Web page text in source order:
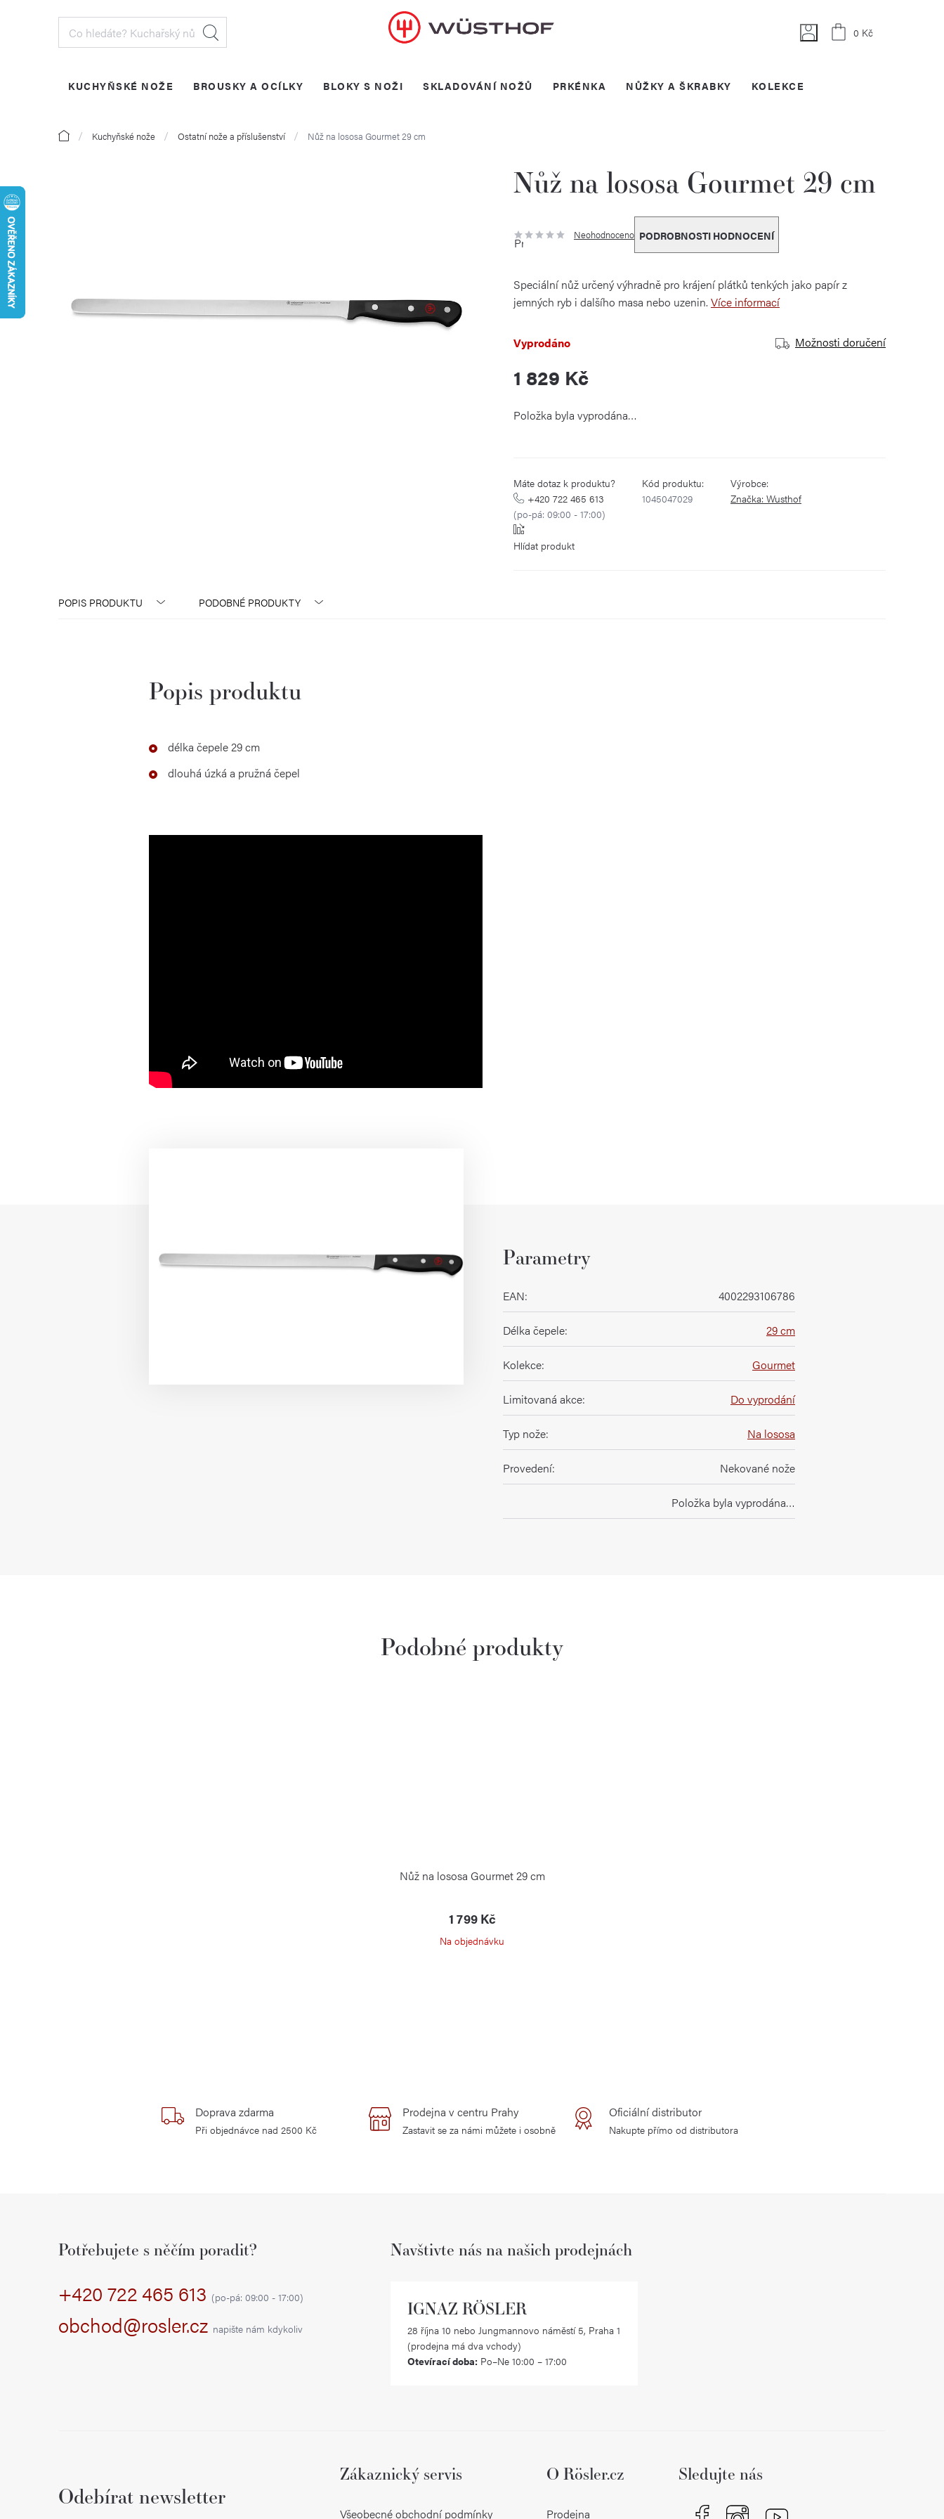
Nákupní
0 Kč
KUCHYŇSKÉ NOŽE BROUSKY A OCÍLKY BLOKY S NOŽI SKLADOVÁNÍ NOŽŮ PRKÉNKA NŮŽKY A ŠKRABKY KOLEKCE
Domů Kuchyňské nože Ostatní nože a příslušenství Nůž na lososa Gourmet 29 cm
Nůž na lososa Gourmet 29 cm
Průměrné
hodnocení
z
5
hvězdiček.
Neohodnoceno PODROBNOSTI HODNOCENÍ
Speciální nůž určený výhradně pro krájení plátků tenkých jako papír z
jemných ryb i dalšího masa nebo uzenin. Více informací
Vyprodáno Možnosti doručení
1 829 Kč
cena:
Položka byla vyprodána…
Máte dotaz k produktu?
+420 722 465 613
(po-pá: 09:00 - 17:00)
Kód produktu:
1045047029
Výrobce:
Značka: Wusthof
Hlídat
POPIS PRODUKTU PODOBNÉ PRODUKTY
Popis produktu
délka čepele 29 cm
dlouhá úzká a pružná čepel
Parametry
EAN: 4002293106786
Délka čepele: 29 cm
Kolekce: Gourmet
Limitovaná akce: Do vyprodání
Typ nože: Na lososa
Provedení: Nekované nože
Položka byla vyprodána…
Nůž na lososa Gourmet 29 cm
1 799 Kč
Na objednávku
Doprava zdarma
Při objednávce nad 2500 Kč
Prodejna v centru Prahy
Zastavit se za námi můžete i osobně
Oficiální distributor
Nakupte přímo od distributora
Potřebujete s něčím poradit?
+420 722 465 613 (po-pá: 09:00 - 17:00)
obchod@rosler.cz napište nám kdykoliv
Navštivte nás na našich prodejnách
IGNAZ RÖSLER
28 října 10 nebo Jungmannovo náměstí 5, Praha 1
(prodejna má dva vchody)
Otevírací doba: Po–Ne 10:00 – 17:00
Odebírat newsletter
Zákaznický servis
Všeobecné obchodní podmínky
O Rösler.cz
Prodejna
Sledujte nás